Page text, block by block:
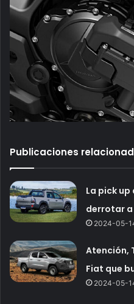
Publicaciones
La pick up
derrotar a
2024-05-
Atención,
Fiat que
2024-05-